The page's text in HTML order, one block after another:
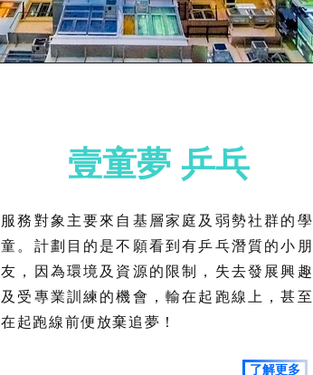
壹童夢 乒乓
服務對象主要來自基層家庭及弱勢社群的學
童。計劃目的是不願看到有乒乓潛質的小朋
友，因為環境及資源的限制，失去發展興趣
及受專業訓練的機會，輸在起跑線上，甚至
在起跑線前便放棄追夢！
了解更多